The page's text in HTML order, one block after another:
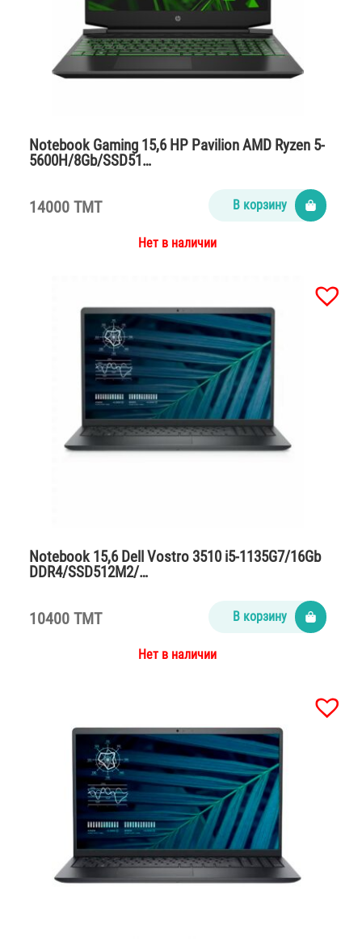
Notebook Gaming 15,6 HP Pavilion AMD Ryzen 5-
5600H/8Gb/SSD51…
14000 TMT В корзину
Нет в наличии
Notebook 15,6 Dell Vostro 3510 i5-1135G7/16Gb
DDR4/SSD512M2/…
10400 TMT В корзину
Нет в наличии